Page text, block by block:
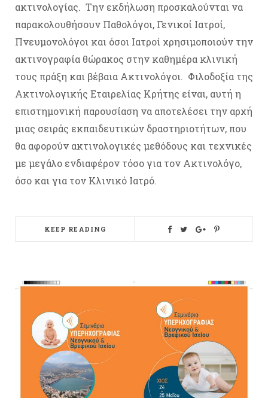
ακτινολογίας. Την εκδήλωση προσκαλούνται να
παρακολουθήσουν Παθολόγοι, Γενικοί Ιατροί,
Πνευμονολόγοι και όσοι Ιατροί χρησιμοποιούν την
ακτινογραφία θώρακος στην καθημέρα κλινική
τους πράξη και βέβαια Ακτινολόγοι. Φιλοδοξία της
Ακτινολογικής Εταιρελίας Κρήτης είναι, αυτή η
επιστημονική παρουσίαση να αποτελέσει την αρχή
μιας σειράς εκπαιδευτικών δραστηριοτήτων, που
θα αφορούν ακτινολογικές μεθόδους και τεχνικές
με μεγάλο ενδιαφέρον τόσο για τον Ακτινολόγο,
όσο και για τον Κλινικό Ιατρό.
KEEP READING